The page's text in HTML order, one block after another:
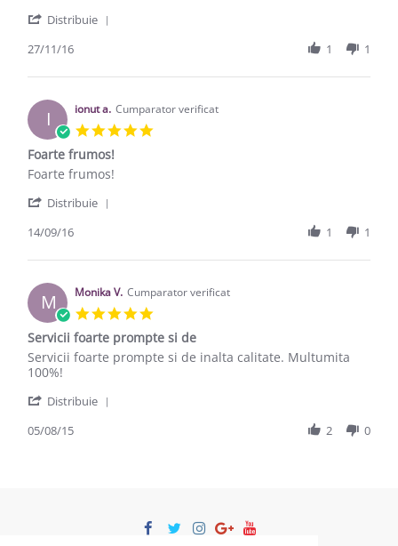
Distribuie
27/11/16 1 1
I ionut a. Cumparator verificat
Foarte frumos!
Review by ionut a. on 14 Sep 2016
review stating Foarte frumos!
Foarte frumos!
Distribuie
14/09/16 1 1
M Monika V. Cumparator verificat
Servicii foarte prompte si de
Review by Monika V. on 5 Aug 2015
review stating Servicii foarte prompte si de
Servicii foarte prompte si de inalta calitate. Multumita
100%!
Distribuie
05/08/15 2 0